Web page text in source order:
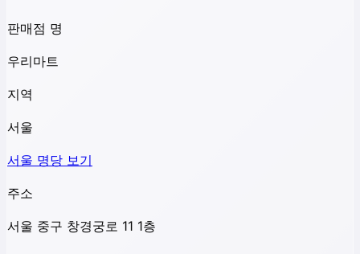
판매점 명
우리마트
지역
서울
서울 명당 보기
주소
서울 중구 창경궁로 11 1층